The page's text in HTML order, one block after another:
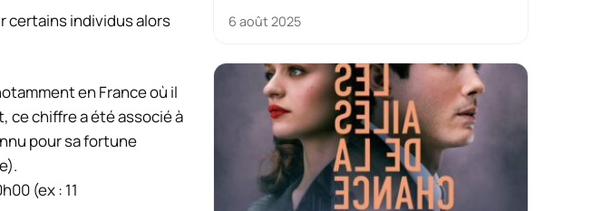
certains individus alors
en France où il
ce chiffre a été associé à
pour sa fortune
(ex : 11
6 août 2025